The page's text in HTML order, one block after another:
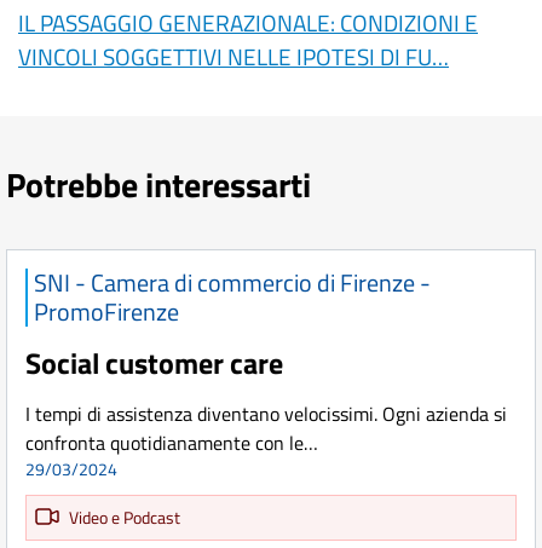
IL PASSAGGIO GENERAZIONALE: CONDIZIONI E
VINCOLI SOGGETTIVI NELLE IPOTESI DI FU…
Potrebbe interessarti
SNI - Camera di commercio di Firenze -
PromoFirenze
Social customer care
I tempi di assistenza diventano velocissimi. Ogni azienda si
confronta quotidianamente con le…
29/03/2024
Video e Podcast